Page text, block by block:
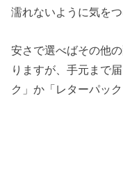
濡れないように気をつ
安さで選べばその他
りますが、手元まで
ク」か「レターパッ